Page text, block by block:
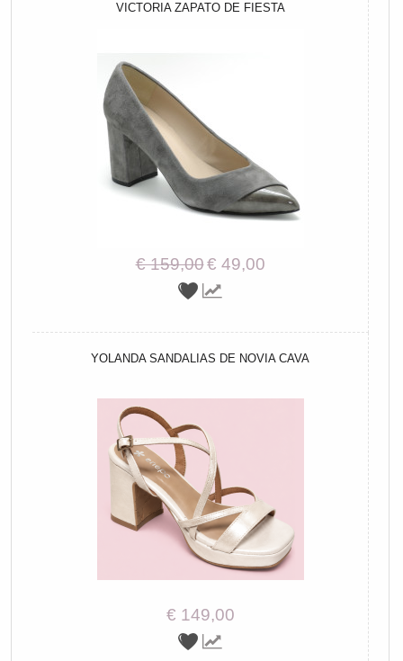
VICTORIA ZAPATO DE FIESTA
€ 159,00€ 49,00
YOLANDA SANDALIAS DE NOVIA CAVA
€ 149,00